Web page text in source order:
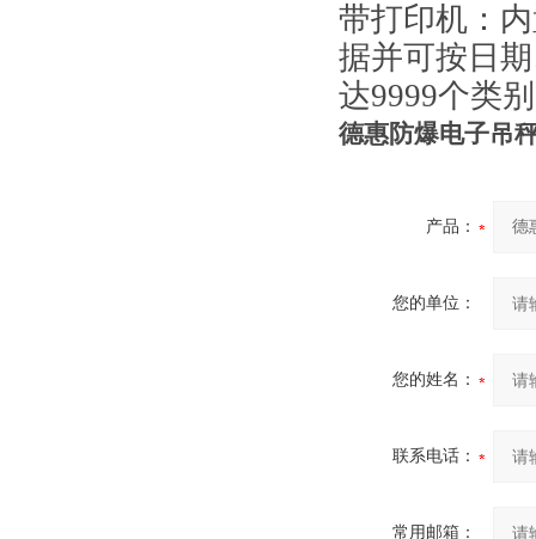
带打印机：
据并可按日
达9999个类
德惠防爆电子吊
产品：
您的单位：
您的姓名：
联系电话：
常用邮箱：